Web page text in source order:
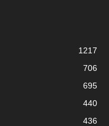
1217
706
695
440
436